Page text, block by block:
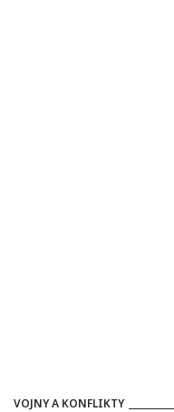
VOJNY A KONFLIKTY